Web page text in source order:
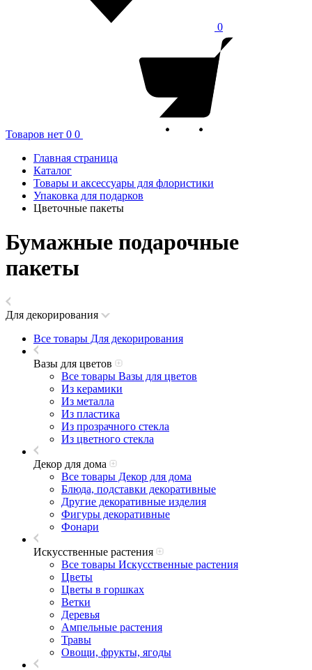
0
Товаров нет 0 0
Главная страница
Каталог
Товары и аксессуары для флористики
Упаковка для подарков
Цветочные пакеты
Бумажные подарочные
пакеты
Для декорирования
Все товары Для декорирования
Вазы для цветов
Все товары Вазы для цветов
Из керамики
Из металла
Из пластика
Из прозрачного стекла
Из цветного стекла
Декор для дома
Все товары Декор для дома
Блюда, подставки декоративные
Другие декоративные изделия
Фигуры декоративные
Фонари
Искусственные растения
Все товары Искусственные растения
Цветы
Цветы в горшках
Ветки
Деревья
Ампельные растения
Травы
Овощи, фрукты, ягоды